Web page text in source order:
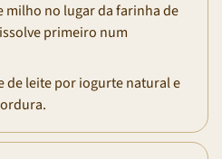
milho no lugar da farinha de
primeiro num
de leite por iogurte natural e